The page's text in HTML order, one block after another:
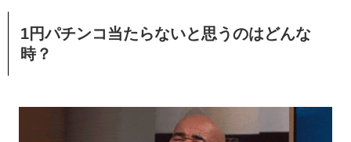
1円パチンコ当たらないと思うのはどんな
時？